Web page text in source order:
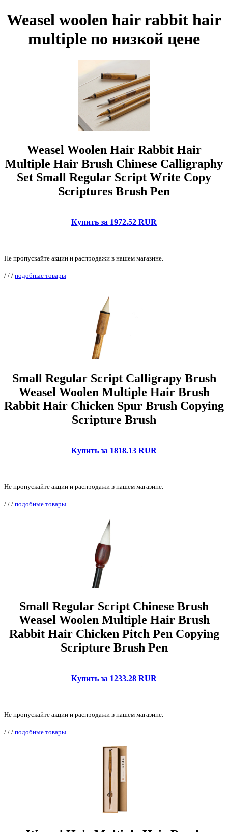
Weasel woolen hair rabbit hair
multiple по низкой цене
Weasel Woolen Hair Rabbit Hair
Multiple Hair Brush Chinese Calligraphy
Set Small Regular Script Write Copy
Scriptures Brush Pen
Купить за 1972.52 RUR
Не пропускайте акции и распродажи в нашем магазине.
/ / / подобные товары
Small Regular Script Calligrapy Brush
Weasel Woolen Multiple Hair Brush
Rabbit Hair Chicken Spur Brush Copying
Scripture Brush
Купить за 1818.13 RUR
Не пропускайте акции и распродажи в нашем магазине.
/ / / подобные товары
Small Regular Script Chinese Brush
Weasel Woolen Multiple Hair Brush
Rabbit Hair Chicken Pitch Pen Copying
Scripture Brush Pen
Купить за 1233.28 RUR
Не пропускайте акции и распродажи в нашем магазине.
/ / / подобные товары